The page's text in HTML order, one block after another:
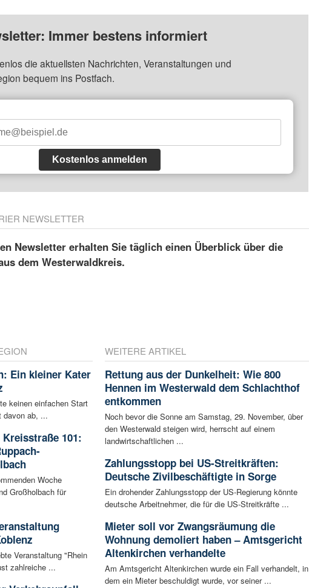
Immer bestens informiert
die aktuellsten Nachrichten, Veranstaltungen und
bequem ins Postfach.
Kostenlos anmelden
NEWSLETTER
Newsletter erhalten Sie täglich einen Überblick über die
dem Westerwaldkreis.
Ein kleiner Kater
keinen einfachen Start
davon ab, ...
101:
Woche
Großholbach für
Veranstaltung "Rhein
zahlreiche ...
WEITERE ARTIKEL
Rettung aus der Dunkelheit: Wie 800
Hennen im Westerwald dem Schlachthof
entkommen
Noch bevor die Sonne am Samstag, 29. November, über
den Westerwald steigen wird, herrscht auf einem
landwirtschaftlichen ...
Zahlungsstopp bei US-Streitkräften:
Deutsche Zivilbeschäftigte in Sorge
Ein drohender Zahlungsstopp der US-Regierung könnte
deutsche Arbeitnehmer, die für die US-Streitkräfte ...
Mieter soll vor Zwangsräumung die
Wohnung demoliert haben – Amtsgericht
Altenkirchen verhandelte
Am Amtsgericht Altenkirchen wurde ein Fall verhandelt, in
dem ein Mieter beschuldigt wurde, vor seiner ...